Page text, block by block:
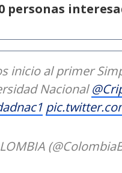
personas
inicio al primer
Nacional